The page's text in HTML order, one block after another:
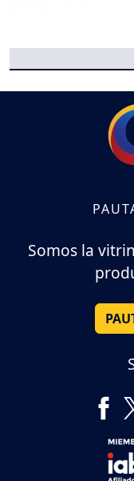
Somos la